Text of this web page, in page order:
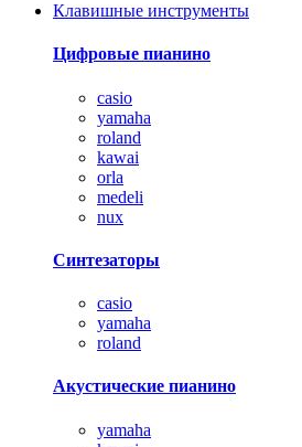
Клавишные инструменты
Цифровые пианино
casio
yamaha
roland
kawai
orla
medeli
nux
Синтезаторы
casio
yamaha
roland
Акустические пианино
yamaha